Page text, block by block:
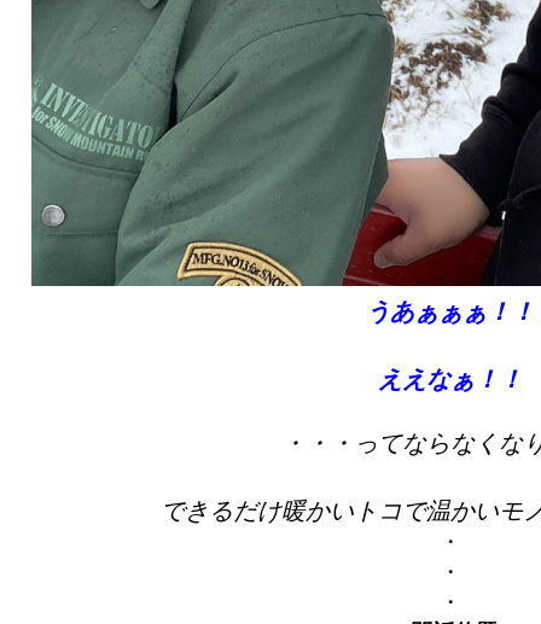
うあぁぁぁ！！
ええなぁ！！
・・・ってならなくな
できるだけ暖かいトコで温かいモ
・
・
・